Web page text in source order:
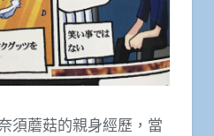
須蘑菇的親身經歷，當